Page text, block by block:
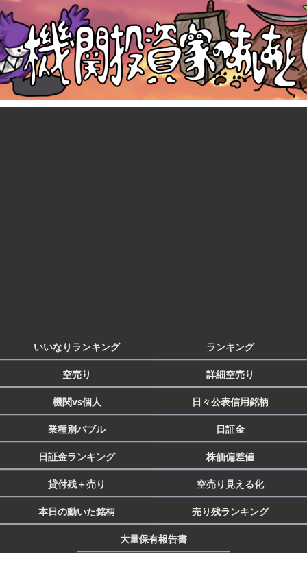
いいなりランキング ランキング
空売り 詳細空売り
機関vs個人 日々公表信用銘柄
業種別バブル 日証金
日証金ランキング 株価偏差値
貸付残＋売り 空売り見える化
本日の動いた銘柄 売り残ランキング
大量保有報告書